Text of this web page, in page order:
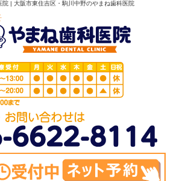
院 | 大阪市東住吉区・駒川中野のやまね歯科医院